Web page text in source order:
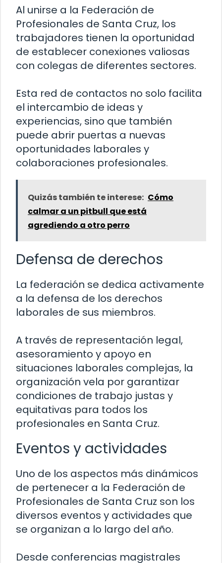
Al unirse a la Federación de
Profesionales de Santa Cruz, los
trabajadores tienen la oportunidad
de establecer conexiones valiosas
con colegas de diferentes sectores.
Esta red de contactos no solo facilita
el intercambio de ideas y
experiencias, sino que también
puede abrir puertas a nuevas
oportunidades laborales y
colaboraciones profesionales.
Quizás también te interese: Cómo
calmar a un pitbull que está
agrediendo a otro perro
Defensa de derechos
La federación se dedica activamente
a la defensa de los derechos
laborales de sus miembros.
A través de representación legal,
asesoramiento y apoyo en
situaciones laborales complejas, la
organización vela por garantizar
condiciones de trabajo justas y
equitativas para todos los
profesionales en Santa Cruz.
Eventos y actividades
Uno de los aspectos más dinámicos
de pertenecer a la Federación de
Profesionales de Santa Cruz son los
diversos eventos y actividades que
se organizan a lo largo del año.
Desde conferencias magistrales